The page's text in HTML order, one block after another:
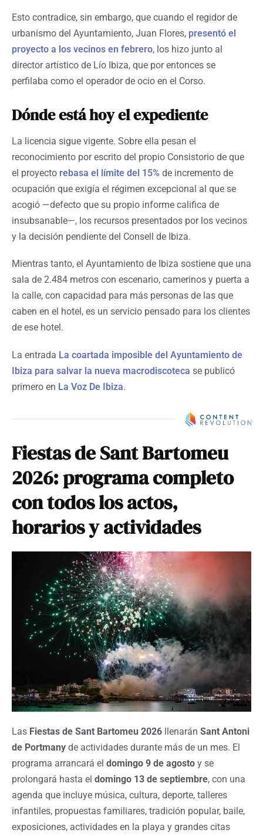
Esto contradice, sin embargo, que cuando el regidor de
urbanismo del Ayuntamiento, Juan Flores, presentó el
proyecto a los vecinos en febrero, los hizo junto al
director artístico de Lío Ibiza, que por entonces se
perfilaba como el operador de ocio en el Corso.
Dónde está hoy el expediente
La licencia sigue vigente. Sobre ella pesan el
reconocimiento por escrito del propio Consistorio de que
el proyecto rebasa el límite del 15% de incremento de
ocupación que exigía el régimen excepcional al que se
acogió —defecto que su propio informe califica de
insubsanable—, los recursos presentados por los vecinos
y la decisión pendiente del Consell de Ibiza.
Mientras tanto, el Ayuntamiento de Ibiza sostiene que una
sala de 2.484 metros con escenario, camerinos y puerta a
la calle, con capacidad para más personas de las que
caben en el hotel, es un servicio pensado para los clientes
de ese hotel.
La entrada La coartada imposible del Ayuntamiento de
Ibiza para salvar la nueva macrodiscoteca se publicó
primero en La Voz De Ibiza.
Fiestas de Sant Bartomeu
2026: programa completo
con todos los actos,
horarios y actividades
Las Fiestas de Sant Bartomeu 2026 llenarán Sant Antoni
de Portmany de actividades durante más de un mes. El
programa arrancará el domingo 9 de agosto y se
prolongará hasta el domingo 13 de septiembre, con una
agenda que incluye música, cultura, deporte, talleres
infantiles, propuestas familiares, tradición popular, baile,
exposiciones, actividades en la playa y grandes citas